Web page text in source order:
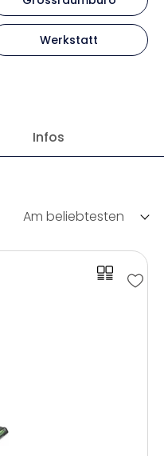
Werkstatt
Infos
Am beliebtesten